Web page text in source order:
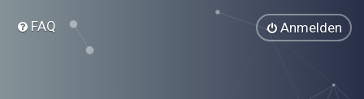
FAQ Anmelden